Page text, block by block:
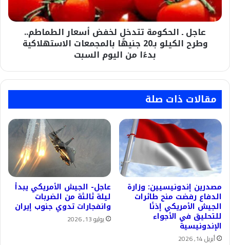
وطرح
الكيلو
بالمجمعات
بدءًا
اليوم
السبت
عاجل ـ الحكومة تتدخل لخفض أسعار الطماطم..
وطرح الكيلو بـ20 جنيهًا بالمجمعات الاستهلاكية
بدءًا من اليوم السبت
مقالات ذات صلة
مصدرين إندونيسيين: وزارة
الدفاع رفضت منح طائرات
الجيش الأمريكي إذنًا
للتحليق في الأجواء
الإندونيسية
أبريل 14, 2026
عاجل- الجيش الأمريكي يبدأ
ليلة ثالثة من الضربات
وانفجارات تدوي جنوب إيران
يوليو 13, 2026